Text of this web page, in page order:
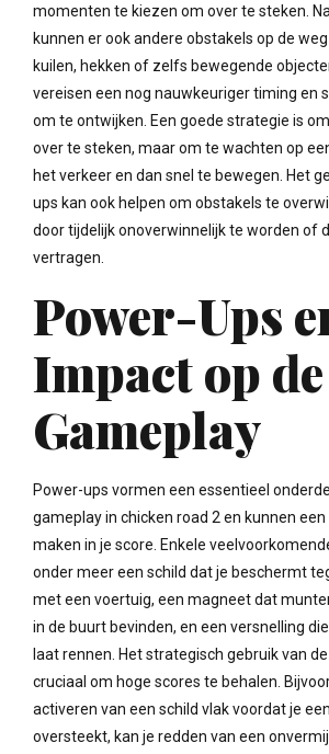
momenten te kiezen om over te steken.
kunnen er ook andere obstakels op de
kuilen, hekken of zelfs bewegende
vereisen een nog nauwkeuriger timing en
om te ontwijken. Een goede strategie is
over te steken, maar om te wachten op
het verkeer en dan snel te bewegen. Het
ups kan ook helpen om obstakels te
door tijdelijk onoverwinnelijk te worden of
vertragen.
Power-Ups
Impact op de
Gameplay
Power-ups vormen een essentieel
gameplay in chicken road 2 en kunnen een
maken in je score. Enkele
onder meer een schild dat je beschermt
met een voertuig, een magneet dat
in de buurt bevinden, en een versnelling
laat rennen. Het strategisch gebruik van
cruciaal om hoge scores te behalen.
activeren van een schild vlak voordat je
oversteekt, kan je redden van een